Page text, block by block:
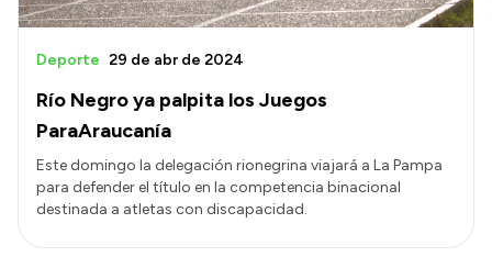
Boletín Oficial
Compras y licitaciones
Consulta de pago a proveedores
Convocatorias
Intranet
Río Negro ya palpita los Juegos
ParaAraucanía
Deporte 29 de abr de 2024
Este domingo la delegación rionegrina viajará a La Pampa
para defender el título en la competencia binacional
destinada a atletas con discapacidad.